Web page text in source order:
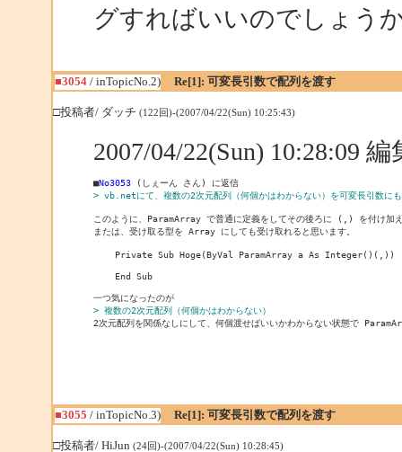
グすればいいのでしょう
■3054/ inTopicNo.2) Re[1]: 可変長引数で配列を渡す
□投稿者/ ダッチ (122回)-(2007/04/22(Sun) 10:25:43)
2007/04/22(Sun) 10:28:09
■No3053
(しぇーん さん) に返信
> vb.netにて、複数の2次元配列（何個かはわからない）を可変長引数に
このように、ParamArray で普通に定義をしてその後ろに (,) を付け加
または、受け取る型を Array にしても受け取れると思います。
    Private Sub Hoge(ByVal ParamArray a As Integer()(,))
    End Sub
一つ気になったのが
> 複数の2次元配列（何個かはわからない）
■3055 / inTopicNo.3) Re[1]: 可変長引数で配列を渡す
□投稿者/ HiJun (24回)-(2007/04/22(Sun) 10:28:45)